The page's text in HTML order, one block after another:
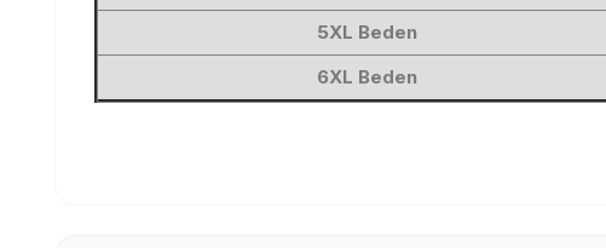
5XL Beden
6XL Beden